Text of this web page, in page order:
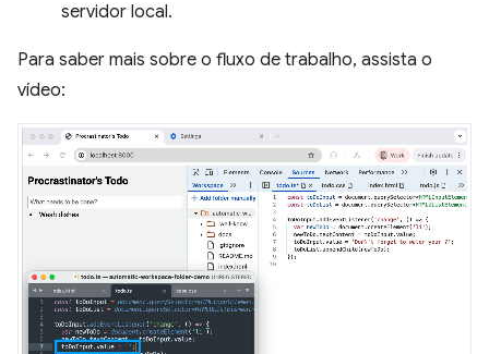
servidor local.
Para saber mais sobre o fluxo de trabalho, assista o
vídeo: